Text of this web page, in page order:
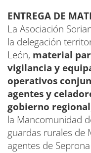
ENTREGA DE
La Asociación
la delegación
León, material
vigilancia y
operativos
agentes y
gobierno regional
la Mancomunidad
guardas rurales de
agentes de